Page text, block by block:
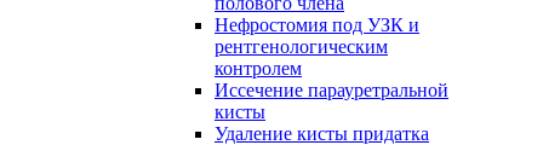
Нефростомия под УЗК и
рентгенологическим
контролем
Иссечение парауретральной
кисты
Удаление кисты придатка